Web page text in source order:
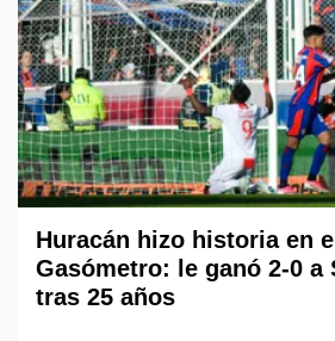
Huracán hizo historia en
Gasómetro: le ganó 2-0 a
tras 25 años